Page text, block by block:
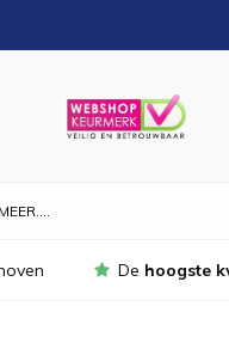
MEER....
De hoogste